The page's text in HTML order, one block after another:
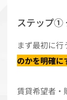
ステップ①
まず最初に行
のかを明確に
賃貸希望者・